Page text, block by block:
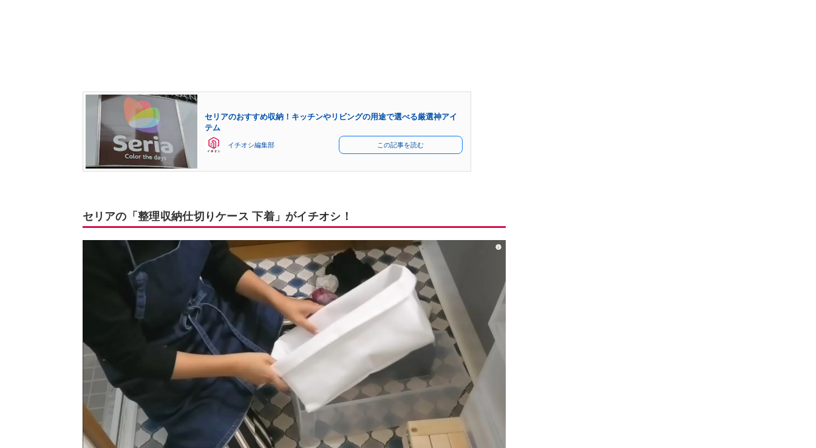
セリアのおすすめ収納！キッチンやリビングの用途で選べる厳選神アイ
テム
イチオシ編集部 この記事を読む
セリアの「整理収納仕切りケース 下着」がイチオシ！